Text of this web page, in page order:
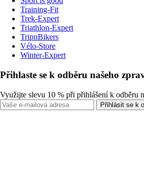
Training-Fit
Trek-Expert
Triathlon-Expert
TripnBikers
Vélo-Store
Winter-Expert
Přihlaste se k odběru našeho
Využijte slevu 10 % při přihlášení k odběru
Přihlásit se k